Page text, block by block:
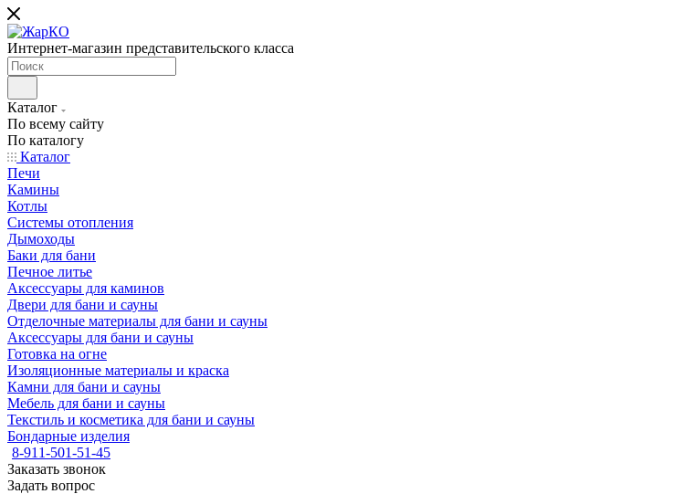
Интернет-магазин представительского класса
Каталог
По всему сайту
По каталогу
Каталог
Печи
Камины
Котлы
Системы отопления
Дымоходы
Баки для бани
Печное литье
Аксессуары для каминов
Двери для бани и сауны
Отделочные материалы для бани и сауны
Аксессуары для бани и сауны
Готовка на огне
Изоляционные материалы и краска
Камни для бани и сауны
Мебель для бани и сауны
Текстиль и косметика для бани и сауны
Бондарные изделия
8-911-501-51-45
Заказать звонок
Задать вопрос